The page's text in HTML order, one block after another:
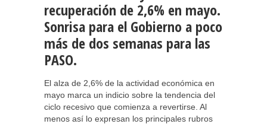
recuperación de 2,6% en mayo.
Sonrisa para el Gobierno a poco
más de dos semanas para las
PASO.
El alza de 2,6% de la actividad económica en
mayo marca un indicio sobre la tendencia del
ciclo recesivo que comienza a revertirse. Al
menos así lo expresan los principales rubros